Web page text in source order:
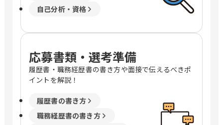
自己分析・資格
応募書類・選考準備
履歴書・職務経歴書の書き方や面接で伝えるべきポ
イントを解説！
履歴書の書き方
職務経歴書の書き方